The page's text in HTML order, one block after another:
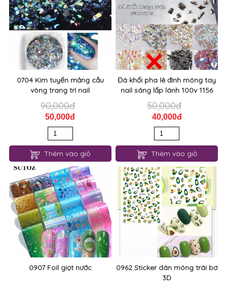
0704 Kim tuyến mảng cầu
vòng trang trí nail
90,000đ
50,000đ
Thêm vào giỏ
Đá khối pha lê đính móng tay
nail sáng lấp lánh 100v 1156
50,000đ
40,000đ
Thêm vào giỏ
0907 Foil giọt nước
0962 Sticker dán móng trái bơ
3D